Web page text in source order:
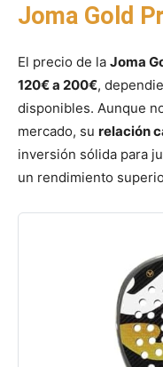
Joma Gold
El precio de la Joma
120€ a 200€,
disponibles. Aunque
mercado, su relación
inversión sólida para
un rendimiento